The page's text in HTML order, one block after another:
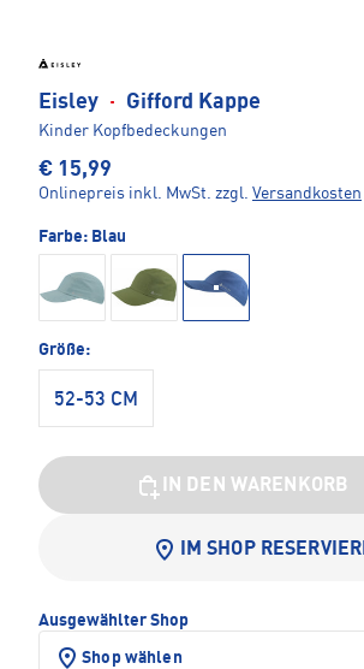
Eisley · Gifford Kappe
Kinder Kopfbedeckungen
€ 15,99
Onlinepreis inkl. MwSt. zzgl. Versandkosten
Farbe: Blau
Größe:
52-53 CM
IN DEN WARENKORB
IM SHOP
Ausgewählter Shop
Shop wählen